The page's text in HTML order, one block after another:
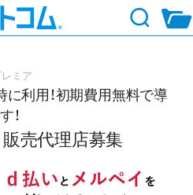
ミア
利用！初期費用無料で導
！
販売代理店募集